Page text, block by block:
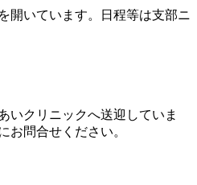
開いています。日程等は支部ニ
いクリニックへ送迎していま
お問合せください。